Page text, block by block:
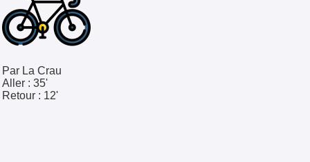
Par La Crau
Aller : 35'
Retour : 12'